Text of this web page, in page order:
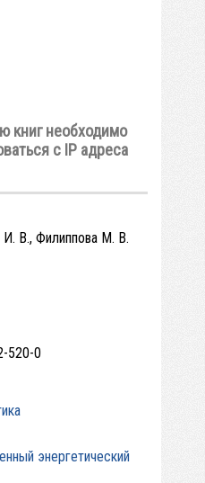
книг необходимо
с IP адреса
В., Филиппова М. В.
520-0
энергетический